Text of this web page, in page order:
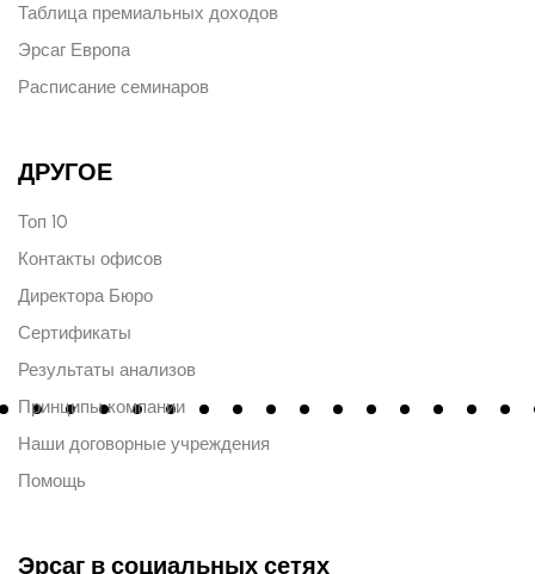
Таблица премиальных доходов
Эрсаг Европа
Расписание семинаров
ДРУГОЕ
Топ 10
Контакты офисов
Директора Бюро
Сертификаты
Результаты анализов
Принципы компании
Наши договорные учреждения
Помощь
Эрсаг в социальных сетях